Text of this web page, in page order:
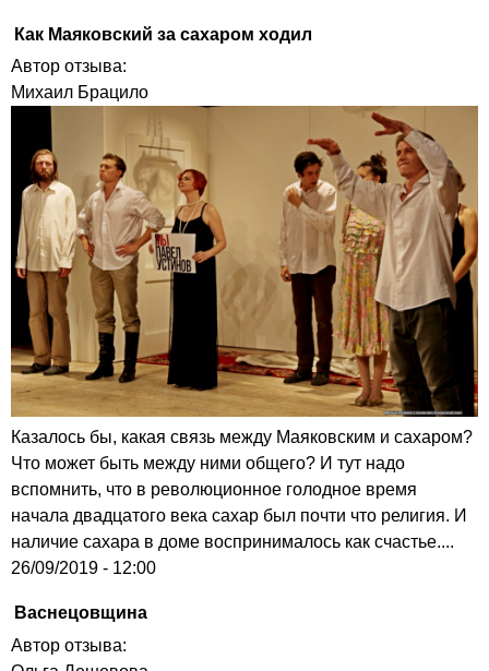
Как Маяковский за сахаром ходил
Автор отзыва:
Михаил Брацило
Казалось бы, какая связь между Маяковским и сахаром?
Что может быть между ними общего? И тут надо
вспомнить, что в революционное голодное время
начала двадцатого века сахар был почти что религия. И
наличие сахара в доме воспринималось как счастье....
26/09/2019 - 12:00
Васнецовщина
Автор отзыва: